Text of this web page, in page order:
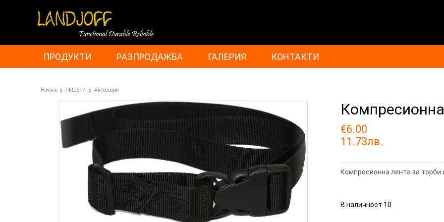
ПРОДУКТИ РАЗПРОДАЖБА ГАЛЕРИЯ КОНТАКТИ
Начало ПЕЩЕРИ Аксесоари
€6.00
11.73лв.
Компресионна лента за торби
В наличност 10